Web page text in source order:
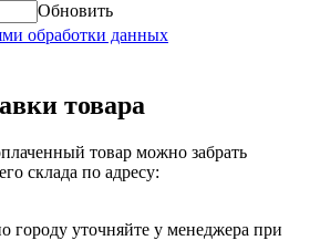
Обновить
обработки данных
товара
товар можно забрать
склада по адресу:
городу уточняйте у менеджера при